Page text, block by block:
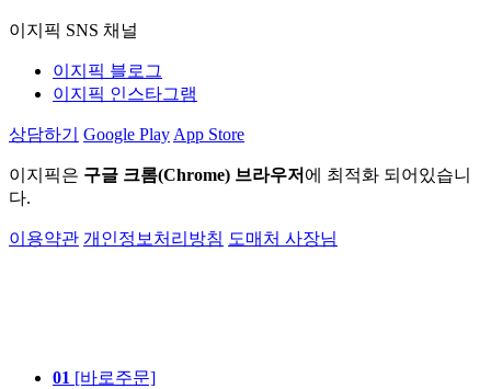
이지픽 SNS 채널
이지픽 블로그
이지픽 인스타그램
상담하기 Google Play App Store
이지픽은 구글 크롬(Chrome) 브라우저 에 최적화 되어있습니
다.
이용약관 개인정보처리방침 도매처 사장님
01 [바로주문]